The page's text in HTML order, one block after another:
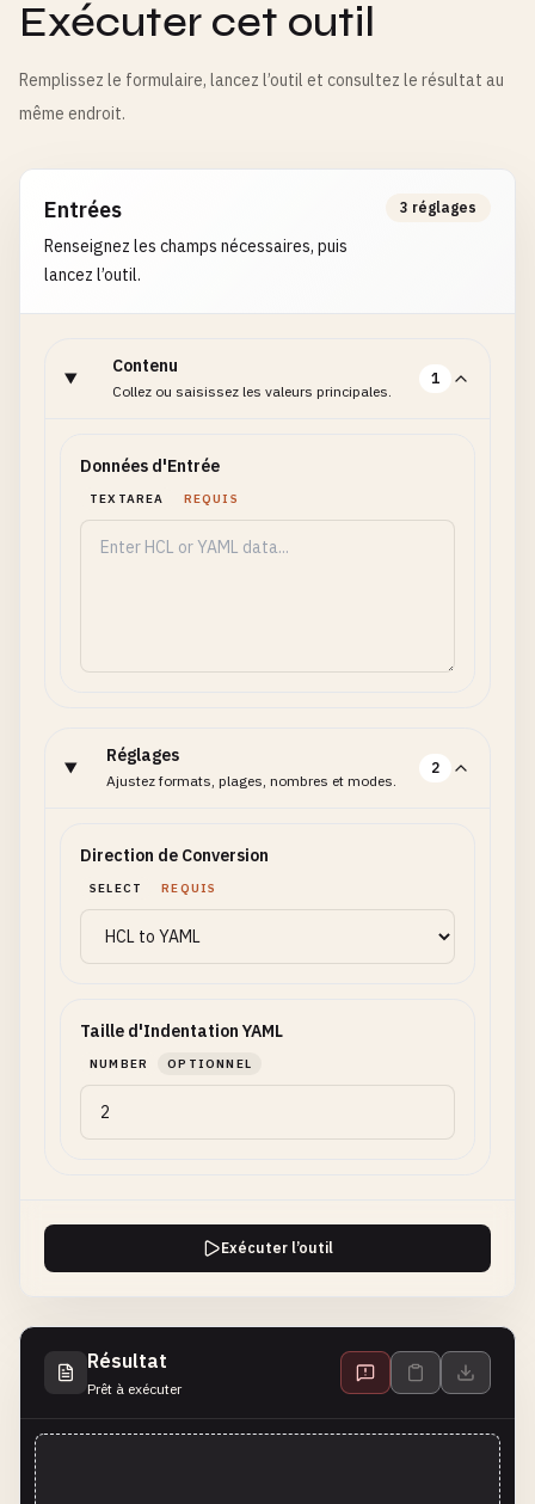
Exécuter cet outil
Remplissez le formulaire, lancez l’outil et consultez le résultat au
même endroit.
Entrées
Renseignez les champs nécessaires, puis
lancez l’outil.
3 réglages
Contenu
Collez ou saisissez les valeurs principales.
1
Données d'Entrée
TEXTAREA REQUIS
Réglages
Ajustez formats, plages, nombres et modes.
2
Direction de Conversion
SELECT REQUIS
Taille d'Indentation YAML
NUMBER OPTIONNEL
Exécuter l’outil
Résultat
Prêt à exécuter